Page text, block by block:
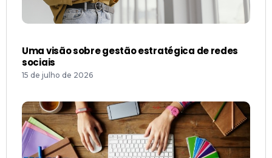
Uma visão sobre gestão estratégica de redes
sociais
15 de julho de 2026